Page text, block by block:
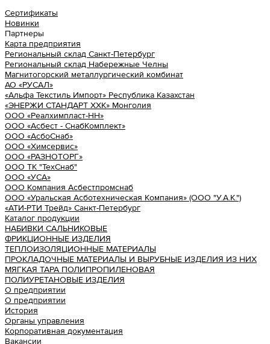
Сертификаты
Новинки
Партнеры
Карта предприятия
Региональный склад Санкт-Петербург
Региональный склад Набережные Челны
Магнитогорский металлургический комбинат
АО «РУСАЛ»
«Альфа Текстиль Импорт» Республика Казахстан
«ЭНЕРЖИ СТАНДАРТ ХХК» Монголия
ООО «Реалхимпласт-НН»
ООО «Асбест - СнабКомплект»
ООО «АсбоСнаб»
ООО «Химсервис»
ООО «РАЗНОТОРГ»
ООО ТК "ТехСнаб"
ООО «УСА»
ООО Компания Асбестпромснаб
ООО «Уральская Асботехническая Компания» (ООО "У.А.К.")
«АТИ-РТИ Трейд» Санкт-Петербург
Каталог продукции
НАБИВКИ САЛЬНИКОВЫЕ
ФРИКЦИОННЫЕ ИЗДЕЛИЯ
ТЕПЛОИЗОЛЯЦИОННЫЕ МАТЕРИАЛЫ
ПРОКЛАДОЧНЫЕ МАТЕРИАЛЫ И ВЫРУБНЫЕ ИЗДЕЛИЯ ИЗ НИХ
МЯГКАЯ ТАРА ПОЛИПРОПИЛЕНОВАЯ
ПОЛИУРЕТАНОВЫЕ ИЗДЕЛИЯ
О предприятии
О предприятии
История
Органы управления
Корпоративная документация
Вакансии